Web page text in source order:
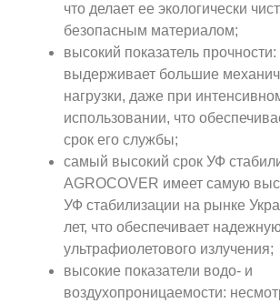
что делает ее экологически
безопасным материалом;
высокий показатель
выдерживает большие
нагрузки, даже при
использовании, что
срок его службы;
самый высокий срок УФ
AGROCOVER имеет самую
УФ стабилизации на рынке
лет, что обеспечивает
ультрафиолетового излучения;
высокие показатели водо- и
воздухопроницаемости: